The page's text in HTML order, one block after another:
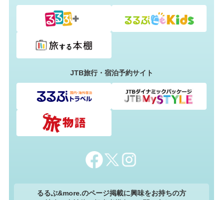
JTB旅行・宿泊予約サイト
るるぶ&more.のページ掲載に興味をお持ちの方